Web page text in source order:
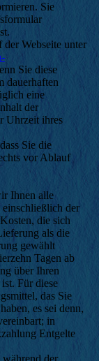
Sie
Webseite unter
Sie diese
dauerhaften
eine
der
Uhrzeit ihres
Sie die
vor Ablauf
Ihnen alle
der
die sich
als die
gewählt
Tagen ab
über Ihren
Für diese
das Sie
es sei denn,
in
Entgelte
während der